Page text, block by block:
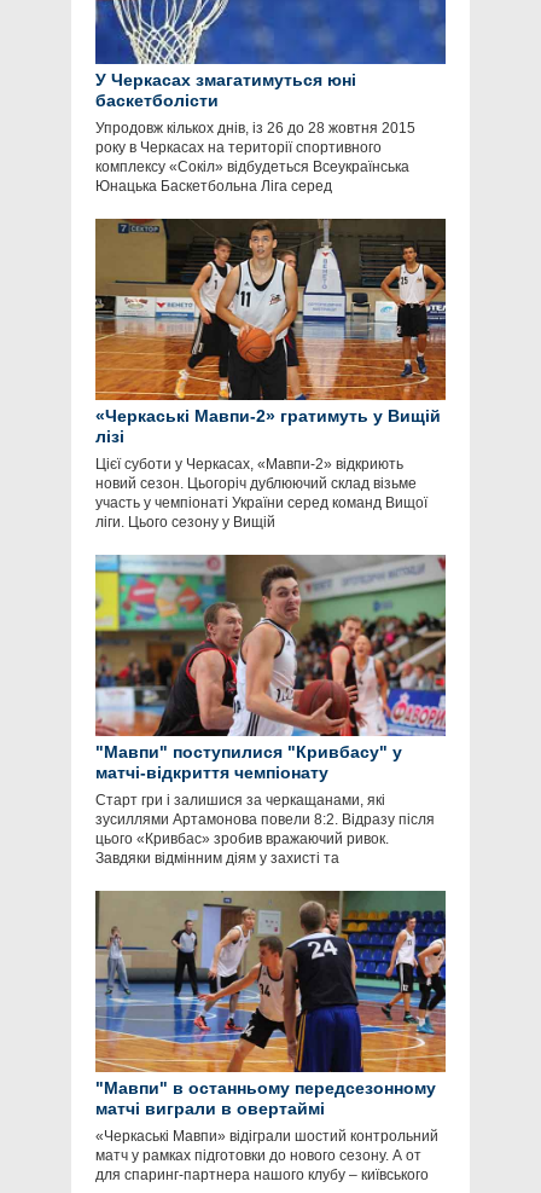
У Черкасах змагатимуться юні
баскетболісти
Упродовж кількох днів, із 26 до 28 жовтня 2015
року в Черкасах на території спортивного
комплексу «Сокіл» відбудеться Всеукраїнська
Юнацька Баскетбольна Ліга серед
«Черкаські Мавпи-2» гратимуть у Вищій
лізі
Цієї суботи у Черкасах, «Мавпи-2» відкриють
новий сезон. Цьогоріч дублюючий склад візьме
участь у чемпіонаті України серед команд Вищої
ліги. Цього сезону у Вищій
"Мавпи" поступилися "Кривбасу" у
матчі-відкриття чемпіонату
Старт гри і залишися за черкащанами, які
зусиллями Артамонова повели 8:2. Відразу після
цього «Кривбас» зробив вражаючий ривок.
Завдяки відмінним діям у захисті та
"Мавпи" в останньому передсезонному
матчі виграли в овертаймі
«Черкаські Мавпи» відіграли шостий контрольний
матч у рамках підготовки до нового сезону. А от
для спаринг-партнера нашого клубу – київського